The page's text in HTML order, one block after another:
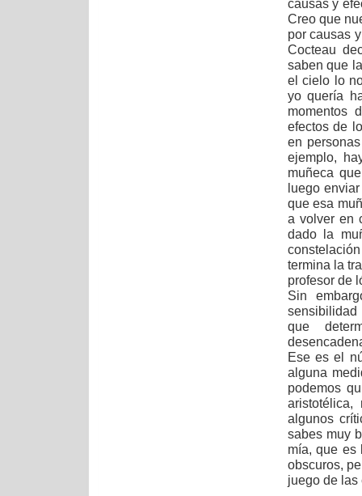
causas y
Creo que
por causas
Cocteau
saben que
el cielo lo
yo quería
momentos
efectos de
en
ejemplo,
muñeca
luego
que esa
a volver en
dado la
termina la
profesor de
Sin
sensibilidad
que
Ese es el
alguna
podemos
algunos
sabes muy
mía, que es
obscuros,
juego de las